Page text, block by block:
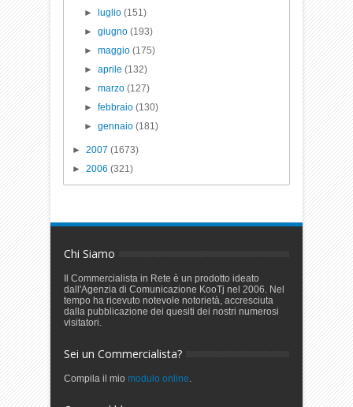
►
luglio (151)
► giugno (193)
► maggio (175)
► aprile (132)
► marzo (127)
► febbraio (130)
► gennaio (181)
►2007(1673)
►2006(321)
Chi Siamo
Il Commercialista in Rete è un prodotto ideato
dall'Agenzia di Comunicazione KooTj nel 2006. Nel
tempo ha ricevuto notevole notorietà, accresciuta
dalla pubblicazione dei quesiti dei nostri numerosi
visitatori.
Sei un Commercialista?
Compila il mio modulo online.